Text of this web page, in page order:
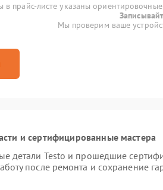
в прайс-листе указаны
Мы проверим ваше
и сертифицированные мастера
детали Testo и прошедшие
после ремонта и сохранение